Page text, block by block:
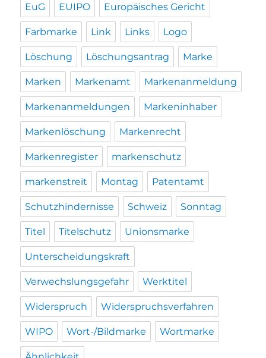
EuG EUIPO Europäisches Gericht
Farbmarke Link Links Logo
Löschung Löschungsantrag Marke
Marken Markenamt Markenanmeldung
Markenanmeldungen Markeninhaber
Markenlöschung Markenrecht
Markenregister markenschutz
markenstreit Montag Patentamt
Schutzhindernisse Schweiz Sonntag
Titel Titelschutz Unionsmarke
Unterscheidungskraft
Verwechslungsgefahr Werktitel
Widerspruch Widerspruchsverfahren
WIPO Wort-/Bildmarke Wortmarke